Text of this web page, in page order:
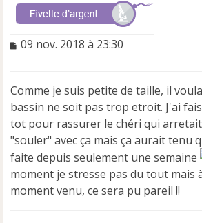
M
a
g
e
n
o
n
l
u
09 nov. 2018 à 23:30
Comme je suis petite de taille, il
bassin ne soit pas trop etroit. J'ai
tot pour rassurer le chéri qui arretait
"souler" avec ça mais ça aurait tenu
faite depuis seulement une semaine
moment je stresse pas du tout mais
moment venu, ce sera pu pareil !!